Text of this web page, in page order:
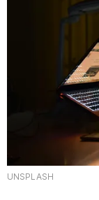
UNSPLASH